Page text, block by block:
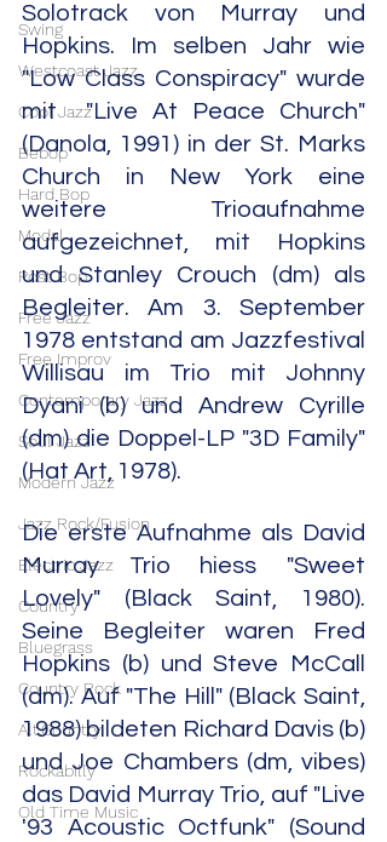
Swing
Westcoast Jazz
Cool Jazz
Bebop
Hard Bop
Modal
Post Bop
Free Jazz
Free Improv
Contemporary Jazz
Soul Jazz
Modern Jazz
Jazz Rock/Fusion
Electric Jazz
Country
Bluegrass
Country Rock
Alt.Country
Rockabilly
Old Time Music
Solotrack von Murray und
Hopkins. Im selben Jahr wie
"Low Class Conspiracy" wurde
mit  "Live At Peace Church"
(Danola, 1991) in der St. Marks
Church in New York eine
weitere Trioaufnahme
aufgezeichnet, mit Hopkins
und Stanley Crouch (dm) als
Begleiter. Am 3. September
1978 entstand am Jazzfestival
Willisau im Trio mit Johnny
Dyani (b) und Andrew Cyrille
(dm) die Doppel-LP "3D Family"
(Hat Art, 1978).
Die erste Aufnahme als David
Murray Trio hiess "Sweet
Lovely" (Black Saint, 1980).
Seine Begleiter waren Fred
Hopkins (b) und Steve McCall
(dm). Auf "The Hill" (Black Saint,
1988) bildeten Richard Davis (b)
und Joe Chambers (dm, vibes)
das David Murray Trio, auf "Live
'93 Acoustic Octfunk" (Sound